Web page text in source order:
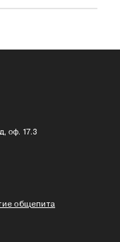
оф. 17.3
общепита